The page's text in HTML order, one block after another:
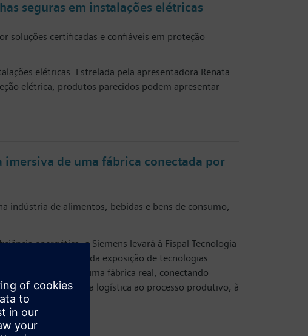
seguras em instalações elétricas
soluções certificadas e confiáveis em proteção
elétricas. Estrelada pela apresentadora Renata
elétrica, produtos parecidos podem apresentar
imersiva de uma fábrica conectada por
indústria de alimentos, bebidas e bens de consumo;
energética, a Siemens levará à Fispal Tecnologia
que vai além da exposição de tecnologias
na jornada de uma fábrica real, conectando
do campo e da logística ao processo produtivo, à